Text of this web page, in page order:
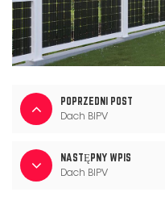
POPRZEDNI POST
Dach BIPV
NASTĘPNY WPIS
Dach BIPV